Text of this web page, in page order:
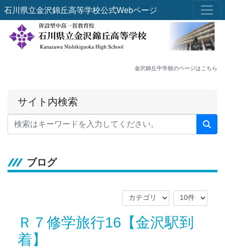
石川県立金沢錦丘高等学校公式Webページ
金沢錦丘中学校のページはこちら
サイト内検索
ブログ
Ｒ７修学旅行16【金沢駅到
着】